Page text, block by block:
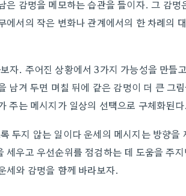
감명을 메모하는 습관을 들이자. 그 감명
서의 작은 변화나 관계에서의 한 차례의
자. 주어진 상황에서 3가지 가능성을 만들
남겨 두면 며칠 뒤에 같은 감명이 더 큰 그
주는 메시지가 일상의 선택으로 구체화된다.
두지 않는 일이다 운세의 메시지는 방향을
우고 우선순위를 점검하는 데 도움을 주
세와 감명을 함께 바라보자.